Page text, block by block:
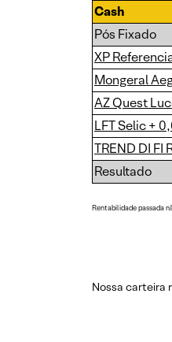
Cash
Pós Fixado
XP
Mongeral
AZ Quest
LFT Selic +
TREND DI FI
Resultado
Rentabilidade passada
Nossa carteira